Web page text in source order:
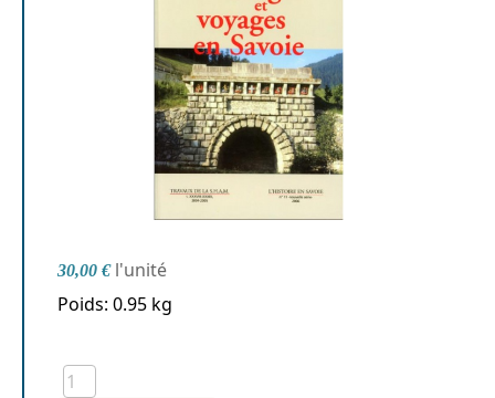
30,00 € l'unité
Poids: 0.95 kg